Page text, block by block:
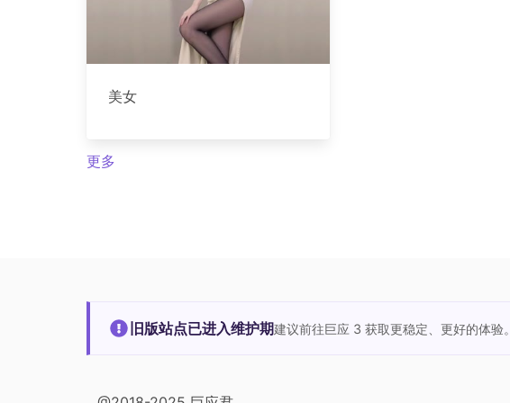
美女
更多
旧版站点已进入维护期建议前往巨应 3 获取更稳定、更好的体验。